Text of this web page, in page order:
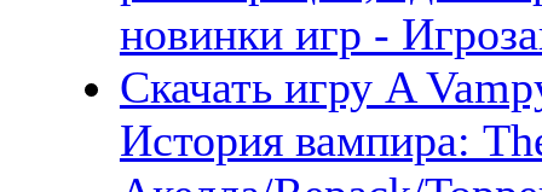
новинки игр -
Скачать игру A
История вампира: